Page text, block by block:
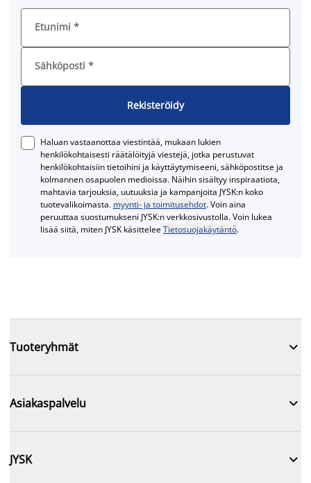
Etunimi *
Sähköposti *
Rekisteröidy
Haluan vastaanottaa viestintää, mukaan lukien
henkilökohtaisesti räätälöityjä viestejä, jotka perustuvat
henkilökohtaisiin tietoihini ja käyttäytymiseeni, sähköpostitse ja
kolmannen osapuolen medioissa. Näihin sisältyy inspiraatiota,
mahtavia tarjouksia, uutuuksia ja kampanjoita JYSK:n koko
tuotevalikoimasta. myynti- ja toimitusehdot. Voin aina
peruuttaa suostumukseni JYSK:n verkkosivustolla. Voin lukea
lisää siitä, miten JYSK käsitteleeTietosuojakäytäntö.
Tuoteryhmät 
Asiakaspalvelu 
JYSK 